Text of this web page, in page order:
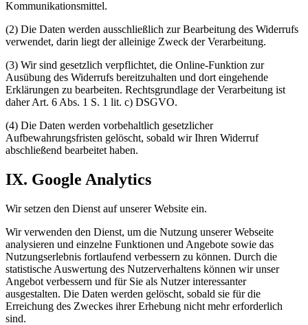
Kommunikationsmittel.
(2) Die Daten werden ausschließlich zur Bearbeitung des Widerrufs
verwendet, darin liegt der alleinige Zweck der Verarbeitung.
(3) Wir sind gesetzlich verpflichtet, die Online-Funktion zur
Ausübung des Widerrufs bereitzuhalten und dort eingehende
Erklärungen zu bearbeiten. Rechtsgrundlage der Verarbeitung ist
daher Art. 6 Abs. 1 S. 1 lit. c) DSGVO.
(4) Die Daten werden vorbehaltlich gesetzlicher
Aufbewahrungsfristen gelöscht, sobald wir Ihren Widerruf
abschließend bearbeitet haben.
IX. Google Analytics
Wir setzen den Dienst auf unserer Website ein.
Wir verwenden den Dienst, um die Nutzung unserer Webseite
analysieren und einzelne Funktionen und Angebote sowie das
Nutzungserlebnis fortlaufend verbessern zu können. Durch die
statistische Auswertung des Nutzerverhaltens können wir unser
Angebot verbessern und für Sie als Nutzer interessanter
ausgestalten. Die Daten werden gelöscht, sobald sie für die
Erreichung des Zweckes ihrer Erhebung nicht mehr erforderlich
sind.